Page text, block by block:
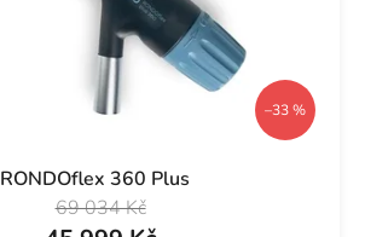
–33 %
RONDOflex 360 Plus
69 034 Kč